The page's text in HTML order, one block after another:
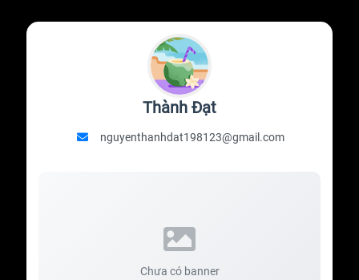
Thành Đạt
nguyenthanhdat198123@gmail.com
Chưa có banner